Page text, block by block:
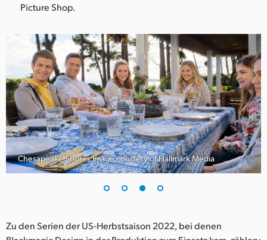
Picture Shop.
Chesapeake Shores Image courtesy of Hallmark Media
Zu den Serien der US-Herbstsaison 2022, bei denen